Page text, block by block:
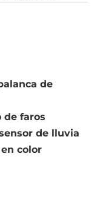
de
de faros
de lluvia
color